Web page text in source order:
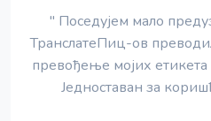
" Поседујем мало
ТранслатеПиц-ов
превођење мојих етикета
Једноставан за